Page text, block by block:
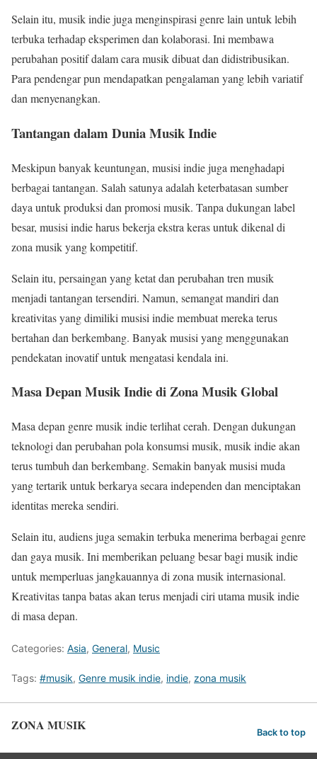
Selain itu, musik indie juga menginspirasi genre lain untuk lebih
terbuka terhadap eksperimen dan kolaborasi. Ini membawa
perubahan positif dalam cara musik dibuat dan didistribusikan.
Para pendengar pun mendapatkan pengalaman yang lebih variatif
dan menyenangkan.
Tantangan dalam Dunia Musik Indie
Meskipun banyak keuntungan, musisi indie juga menghadapi
berbagai tantangan. Salah satunya adalah keterbatasan sumber
daya untuk produksi dan promosi musik. Tanpa dukungan label
besar, musisi indie harus bekerja ekstra keras untuk dikenal di
zona musik yang kompetitif.
Selain itu, persaingan yang ketat dan perubahan tren musik
menjadi tantangan tersendiri. Namun, semangat mandiri dan
kreativitas yang dimiliki musisi indie membuat mereka terus
bertahan dan berkembang. Banyak musisi yang menggunakan
pendekatan inovatif untuk mengatasi kendala ini.
Masa Depan Musik Indie di Zona Musik Global
Masa depan genre musik indie terlihat cerah. Dengan dukungan
teknologi dan perubahan pola konsumsi musik, musik indie akan
terus tumbuh dan berkembang. Semakin banyak musisi muda
yang tertarik untuk berkarya secara independen dan menciptakan
identitas mereka sendiri.
Selain itu, audiens juga semakin terbuka menerima berbagai genre
dan gaya musik. Ini memberikan peluang besar bagi musik indie
untuk memperluas jangkauannya di zona musik internasional.
Kreativitas tanpa batas akan terus menjadi ciri utama musik indie
di masa depan.
Categories: Asia, General, Music
Tags: #musik, Genre musik indie, indie, zona musik
ZONA MUSIK Back to top